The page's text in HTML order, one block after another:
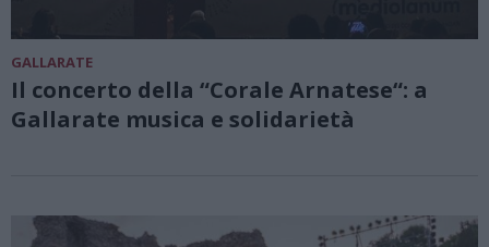
GALLARATE
Il concerto della “Corale Arnatese“: a
Gallarate musica e solidarietà